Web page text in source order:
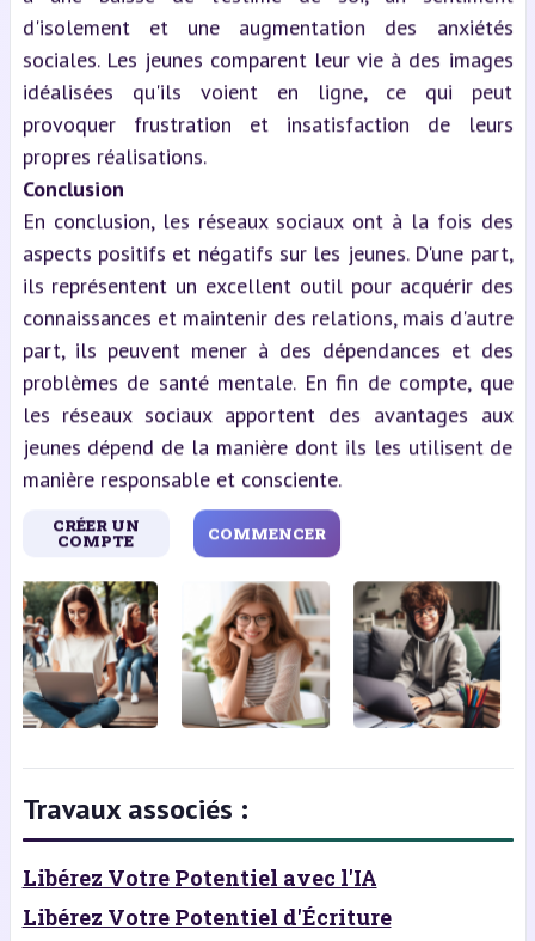
d'isolement et une augmentation des anxiétés
sociales. Les jeunes comparent leur vie à des images
idéalisées qu'ils voient en ligne, ce qui peut
provoquer frustration et insatisfaction de leurs
propres réalisations.
Conclusion
En conclusion, les réseaux sociaux ont à la fois des
aspects positifs et négatifs sur les jeunes. D'une part,
ils représentent un excellent outil pour acquérir des
connaissances et maintenir des relations, mais d'autre
part, ils peuvent mener à des dépendances et des
problèmes de santé mentale. En fin de compte, que
les réseaux sociaux apportent des avantages aux
jeunes dépend de la manière dont ils les utilisent de
manière responsable et consciente.
CRÉER UN
COMPTE COMMENCER
Travaux associés :
Libérez Votre Potentiel avec l'IA
Libérez Votre Potentiel d'Écriture